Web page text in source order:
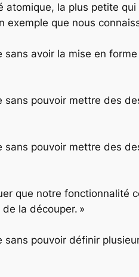
atomique, la plus petite
que nous
avoir la mise en
pouvoir mettre des
pouvoir mettre des
que notre fonctionnalité
la découper. »
pouvoir définir